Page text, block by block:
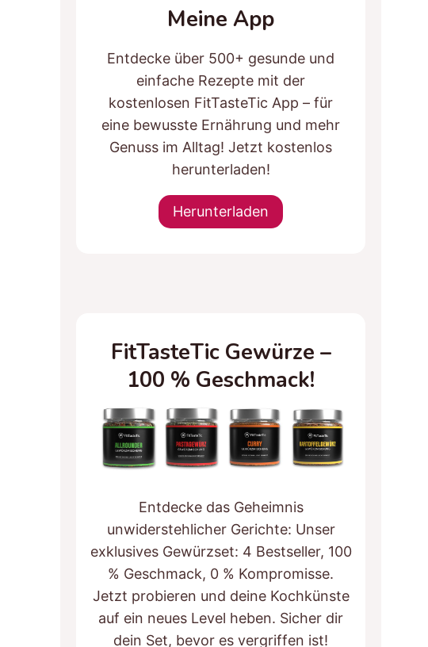
Meine App
Entdecke über 500+ gesunde und
einfache Rezepte mit der
kostenlosen FitTasteTic App – für
eine bewusste Ernährung und mehr
Genuss im Alltag! Jetzt kostenlos
herunterladen!
Herunterladen
FitTasteTic Gewürze –
100 % Geschmack!
Entdecke das Geheimnis
unwiderstehlicher Gerichte: Unser
exklusives Gewürzset: 4 Bestseller, 100
% Geschmack, 0 % Kompromisse.
Jetzt probieren und deine Kochkünste
auf ein neues Level heben. Sicher dir
dein Set, bevor es vergriffen ist!